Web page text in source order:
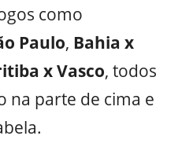
como
Paulo, Bahia x
x Vasco, todos
na parte de cima e